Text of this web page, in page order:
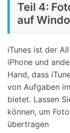
Teil 4:
auf
iTunes ist der
iPhone und
Hand, dass
von Aufgaben
bietet. Lassen
können, um
übertragen